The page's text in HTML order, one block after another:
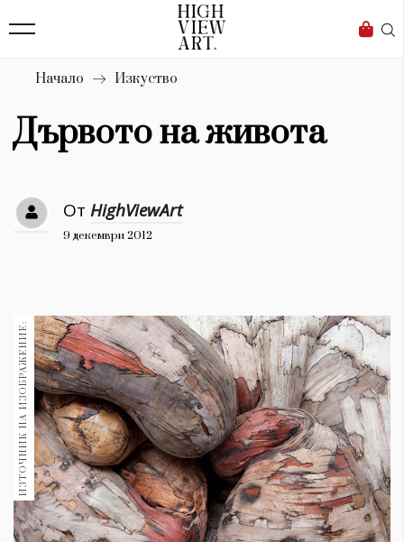
Бизнес
Мода
Dialogue
Изкуство
Красота
Дизайн
1272
Книги 1188
30+ 1970
Гурме 1709
Пътувай
237
Начало Изкуство
Дървото на живота
От HighViewArt
9 декември 2012
ИЗТОЧНИК НА ИЗОБРАЖЕНИЕ: